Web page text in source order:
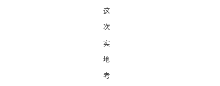
这
次
实
地
考